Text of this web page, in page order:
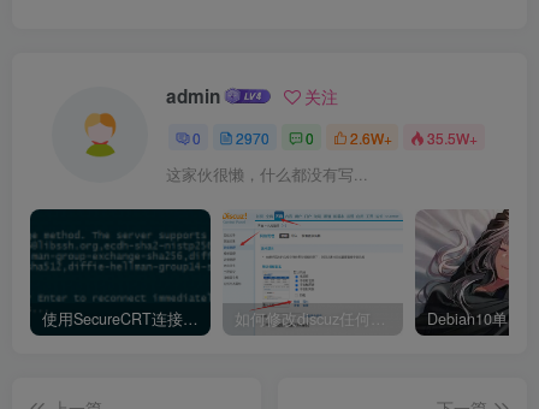
admin 关注
0 2970 0 2.6W+ 35.5W+
这家伙很懒，什么都没有写...
使用SecureCRT连接Ubuntu20.04报错：Key exchange failed. No compatible key exchange method. 如何修改discuz任何模板的编辑器默认字体类型和默认字体大小